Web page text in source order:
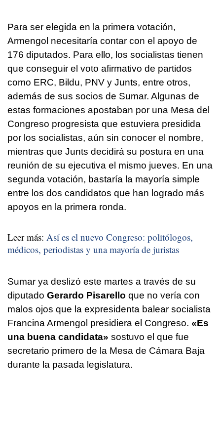
Para ser elegida en la primera votación,
Armengol necesitaría contar con el apoyo de
176 diputados. Para ello, los socialistas tienen
que conseguir el voto afirmativo de partidos
como ERC, Bildu, PNV y Junts, entre otros,
además de sus socios de Sumar. Algunas de
estas formaciones apostaban por una Mesa del
Congreso progresista que estuviera presidida
por los socialistas, aún sin conocer el nombre,
mientras que Junts decidirá su postura en una
reunión de su ejecutiva el mismo jueves. En una
segunda votación, bastaría la mayoría simple
entre los dos candidatos que han logrado más
apoyos en la primera ronda.
Leer más: Así es el nuevo Congreso: politólogos,
médicos, periodistas y una mayoría de juristas
Sumar ya deslizó este martes a través de su
diputado Gerardo Pisarello que no vería con
malos ojos que la expresidenta balear socialista
Francina Armengol presidiera el Congreso. «Es
una buena candidata» sostuvo el que fue
secretario primero de la Mesa de Cámara Baja
durante la pasada legislatura.